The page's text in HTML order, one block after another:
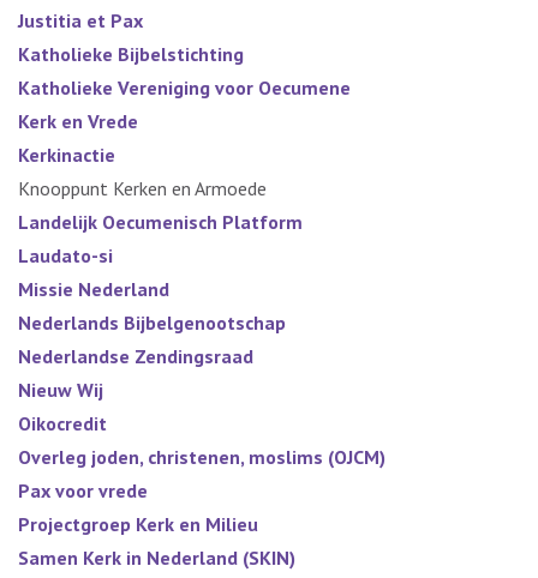
Justitia et Pax
Katholieke Bijbelstichting
Katholieke Vereniging voor Oecumene
Kerk en Vrede
Kerkinactie
Knooppunt Kerken en Armoede
Landelijk Oecumenisch Platform
Laudato-si
Missie Nederland
Nederlands Bijbelgenootschap
Nederlandse Zendingsraad
Nieuw Wij
Oikocredit
Overleg joden, christenen, moslims (OJCM)
Pax voor vrede
Projectgroep Kerk en Milieu
Samen Kerk in Nederland (SKIN)